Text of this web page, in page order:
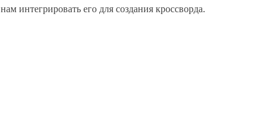
нам интегрировать его для создания кроссворда.